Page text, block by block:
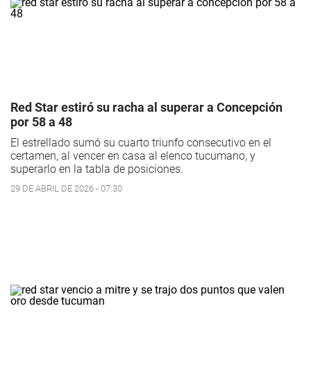
Red Star estiró su racha al superar a Concepción
por 58 a 48
El estrellado sumó su cuarto triunfo consecutivo en el
certamen, al vencer en casa al elenco tucumano, y
superarlo en la tabla de posiciones.
29 DE ABRIL DE 2026 - 07:30